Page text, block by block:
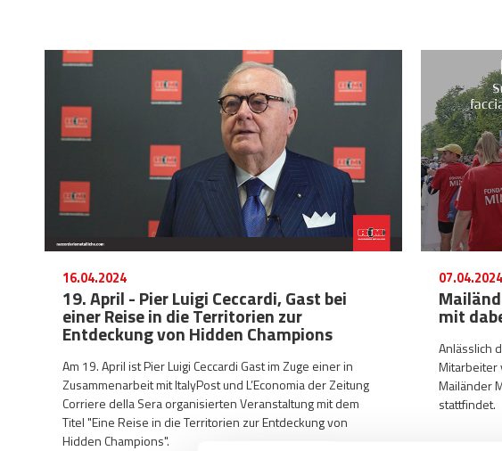
16.04.2024
19. April - Pier Luigi Ceccardi, Gast bei
einer Reise in die Territorien zur
Entdeckung von Hidden Champions
Am 19. April ist Pier Luigi Ceccardi Gast im Zuge einer in
Zusammenarbeit mit ItalyPost und L’Economia der Zeitung
Corriere della Sera organisierten Veranstaltung mit dem
Titel "Eine Reise in die Territorien zur Entdeckung von
Hidden Champions".
07.04.2024
mit
Anlässlich
Mitarbeiter
Mailänder
stattfindet.